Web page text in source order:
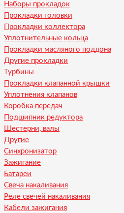
Наборы прокладок
Прокладки головки
Прокладки коллектора
Уплотнительные кольца
Прокладки масляного поддона
Другие прокладки
Турбины
Прокладки клапанной крышки
Уплотнения клапанов
Коробка передач
Подшипник редуктора
Шестерни, валы
Другие
Синхронизатор
Зажигание
Батареи
Свеча накаливания
Реле свечей накаливания
Кабели зажигания